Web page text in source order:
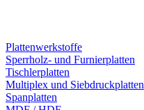
Plattenwerkstoffe
Sperrholz- und Furnierplatten
Tischlerplatten
Multiplex und Siebdruckplatten
Spanplatten